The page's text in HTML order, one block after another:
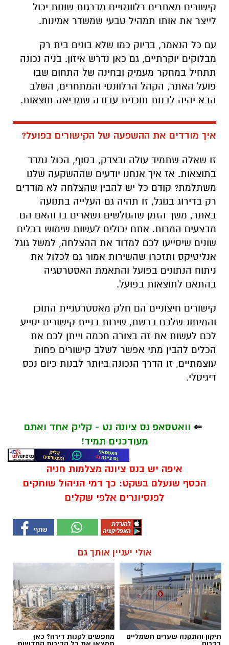
קישורים מאתרים רלוונטיים מדרגות שונות יכול
לייצר את אותו תמהיל טבעי שמשדר אמינות.
עם כל הנאמר, בדיוק כמו שלא בונים בית רק
מבלוקים יוקרתיים, גם כאן נדרש איזון. בניה נכונה
תתחיל במחקר מעמיק ובחינה של התחום שבו
פועל האתר, הקהל הרלוונטי והמתחרים, השלב
הבא יהיה לבנות תוכנית עבודה שמביאה תוצאות.
איך מודדים את ההשפעה של הקישורים בפועל?
זו שאלה שתמיד עולה ובצדק, בסוף, הכול נמדד
בתוצאות. אז איך אנחנו יודעים שההשקעה שלנו
משתלמת? קודם כל יש להבין שהצלחה לא מודדים
רק בדירוג בגוגל, זו תהיה גם העלייה בתנועה
באתר, משך הזמן שהגולשים נשארים בו והאם הם
מבצעים המרות. אתם יכולים לעשות שימוש בכלים
שונים שיסייעו לכם למדוד את ההצלחה, למשל גוגל
אנליטיקס ותזכרו שהשירות אמור גם לכלול את
ניתוח הנתונים בפועל והתאמת האסטרטגיה
בהתאם לתוצאות בפועל.
קישורים חיצוניים הם חלק מאסטרטגיית התוכן
והמיתוג שלכם ברשת, שירות בניית קישורים יסייע
לכם לעשות את זה בצורה חכמה וייתן לכם את
הכלים להבין מתי אפשר לשלב קישורים פחות
עוצמתיים, זו הדרך הנכונה ביותר לבנות כיום נכס
דיגיטלי.
⇐ וואטסאפ נס ציונה נט - קליק אחד ואתם
מעודכנים תמיד!
איפה יש בנס ציונה מצלמות חניה
הכסף שנעלם בשקט: כך דמי הניהול שוחקים
לפנסיונרים אלפי שקלים
אולי יעניין אותך גם
תיקון והתקנה שערים חשמליים מחפשים לקנות דירה? כאן